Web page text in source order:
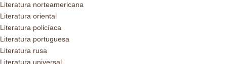
Literatura norteamericana
Literatura oriental
Literatura policíaca
Literatura portuguesa
Literatura rusa
Literatura universal